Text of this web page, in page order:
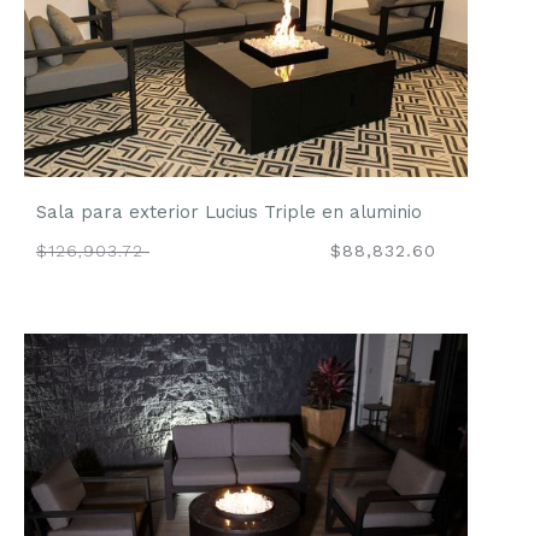
Sala para exterior Lucius Triple en aluminio
$126,903.72 $88,832.60